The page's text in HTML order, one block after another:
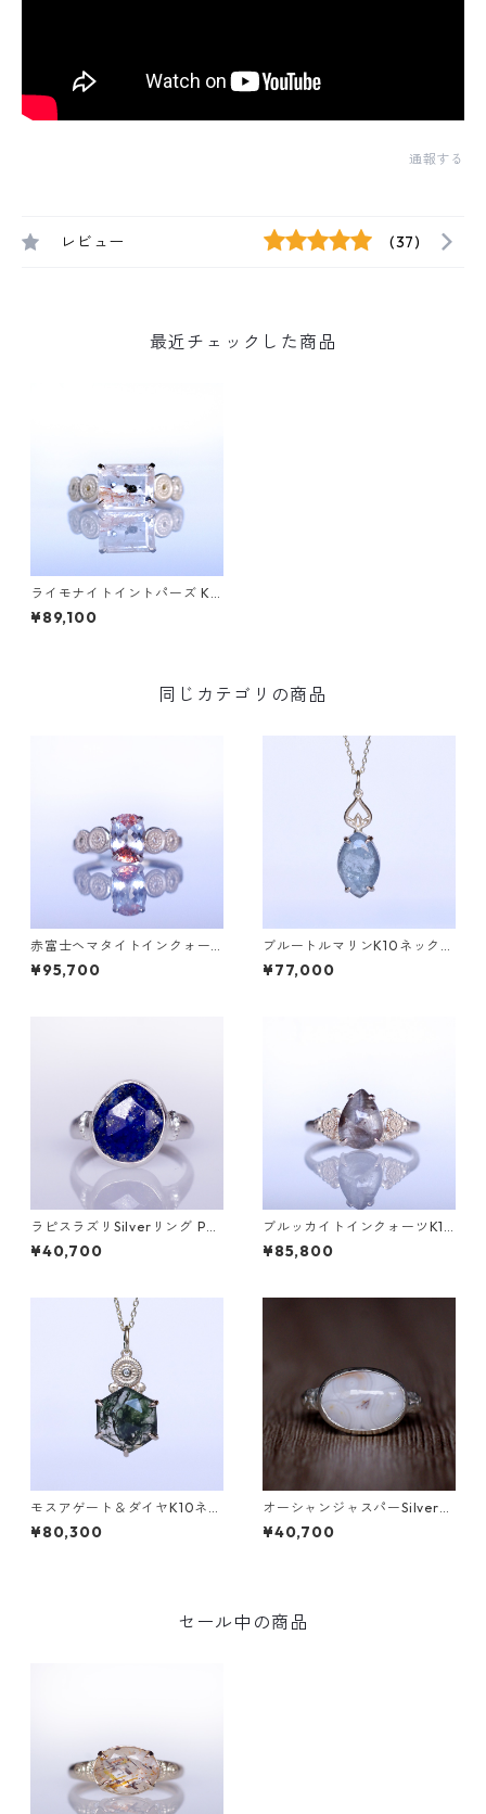
通報する
レビュー (37)
最近チェックした商品
ライモナイトイントパーズ K1
0リング DAHMA（ダーマ）[D
044]
¥89,100
同じカテゴリの商品
赤富士ヘマタイトインクォー
ツK10リング DAHMA(ダーマ)
[D052]
¥95,700
ブルートルマリンK10ネックレ
ス HASU(ハス) [H001]
¥77,000
ラピスラズリSilverリング PA
O(パオ）[P002]
¥40,700
ブルッカイトインクォーツK10
リング MALWA (マルワ)[M24
4]
¥85,800
モスアゲート＆ダイヤK10ネッ
クレス DAHMA(ダーマ) [D01
7]
¥80,300
オーシャンジャスパーSilverリ
ング EPA(エパ）[E001]
¥40,700
セール中の商品